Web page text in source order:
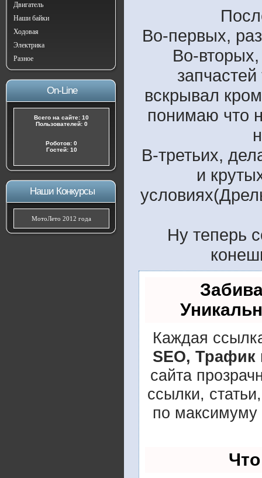
Двигатель
Наши байки
Ходовая
Электрика
Разное
On-Line
Всего на сайте: 10
Пользователей: 0
Роботов: 0
Гостей: 10
Наши Конкурсы
МотоЛето 2012 года
Во-первых,
Во-
вскрывал
понимаю что
В-третьих,
и
Ну теперь
Каждая
SEO, Трафик
сайта
ссылки,
по максимуму